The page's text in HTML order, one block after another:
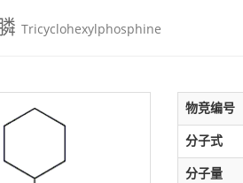
Tricyclohexylphosphine
物竞编号
分子式
分子量